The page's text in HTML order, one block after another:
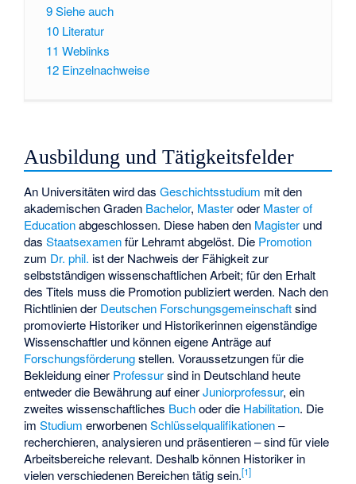
9Siehe auch
10 Literatur
11 Weblinks
12 Einzelnachweise
Ausbildung und Tätigkeitsfelder
An Universitäten wird dasGeschichtsstudium mit den
akademischen Graden Bachelor, Masteroder Master of
Educationabgeschlossen. Diese haben den Magister und
dasStaatsexamenfür Lehramt abgelöst. Die Promotion
zum Dr. phil. ist der Nachweis der Fähigkeit zur
selbstständigen wissenschaftlichen Arbeit; für den Erhalt
des Titels muss die Promotion publiziert werden. Nach den
Richtlinien der Deutschen Forschungsgemeinschaftsind
promovierte Historiker und Historikerinnen eigenständige
Wissenschaftler und können eigene Anträge auf
Forschungsförderungstellen. Voraussetzungen für die
Bekleidung einer Professursind in Deutschland heute
entweder die Bewährung auf einerJuniorprofessur, ein
zweites wissenschaftliches Buchoder die Habilitation. Die
imStudium erworbenenSchlüsselqualifikationen–
recherchieren, analysieren und präsentieren – sind für viele
Arbeitsbereiche relevant. Deshalb können Historiker in
vielen verschiedenen Bereichen tätig sein.[1]